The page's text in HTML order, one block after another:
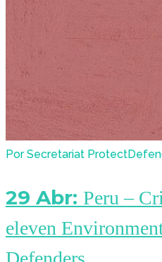
Por Secretariat
29 Abr: Peru –
eleven